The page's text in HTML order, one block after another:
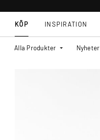
KÖP
Alla Produkter Nyheter
INSPIRATION